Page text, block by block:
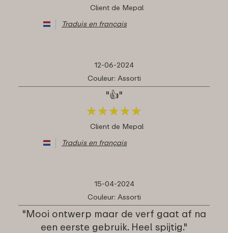
Client de Mepal
Traduis en français
12-06-2024
Couleur: Assorti
"👍"
★★★★★
★★★★★
Client de Mepal
Traduis en français
15-04-2024
Couleur: Assorti
"Mooi ontwerp maar de verf gaat af na
een eerste gebruik. Heel spijtig."